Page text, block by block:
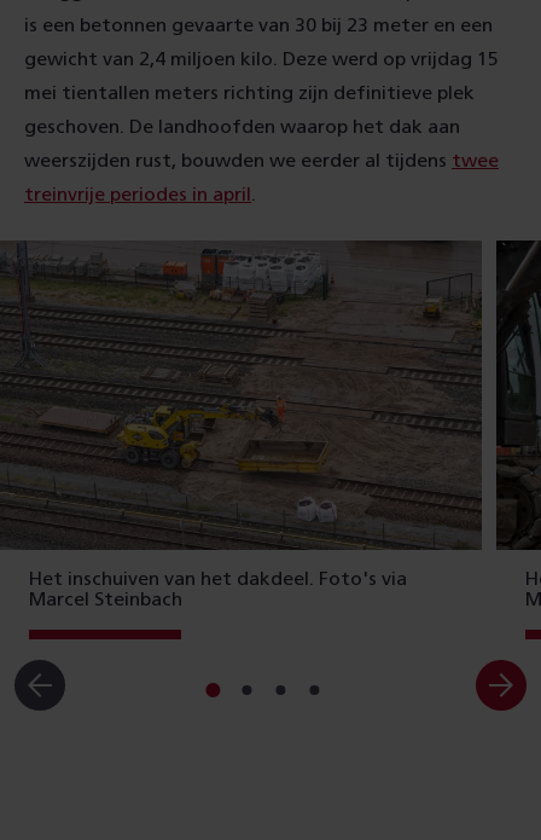
is een betonnen gevaarte van 30 bij 23 meter en een
gewicht van 2,4 miljoen kilo. Deze werd op vrijdag 15
mei tientallen meters richting zijn definitieve plek
geschoven. De landhoofden waarop het dak aan
weerszijden rust, bouwden we eerder al tijdens twee
treinvrije periodes in april
Het inschuiven van het dakdeel. Foto's via
Marcel Steinbach
Ga
Ga
Ga
Ga